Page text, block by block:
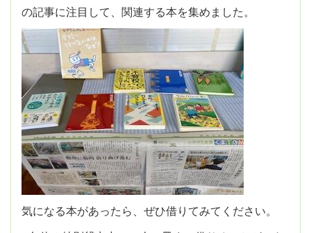
の記事に注目して、関連する本を集めました。
気になる本があったら、ぜひ借りてみてください。